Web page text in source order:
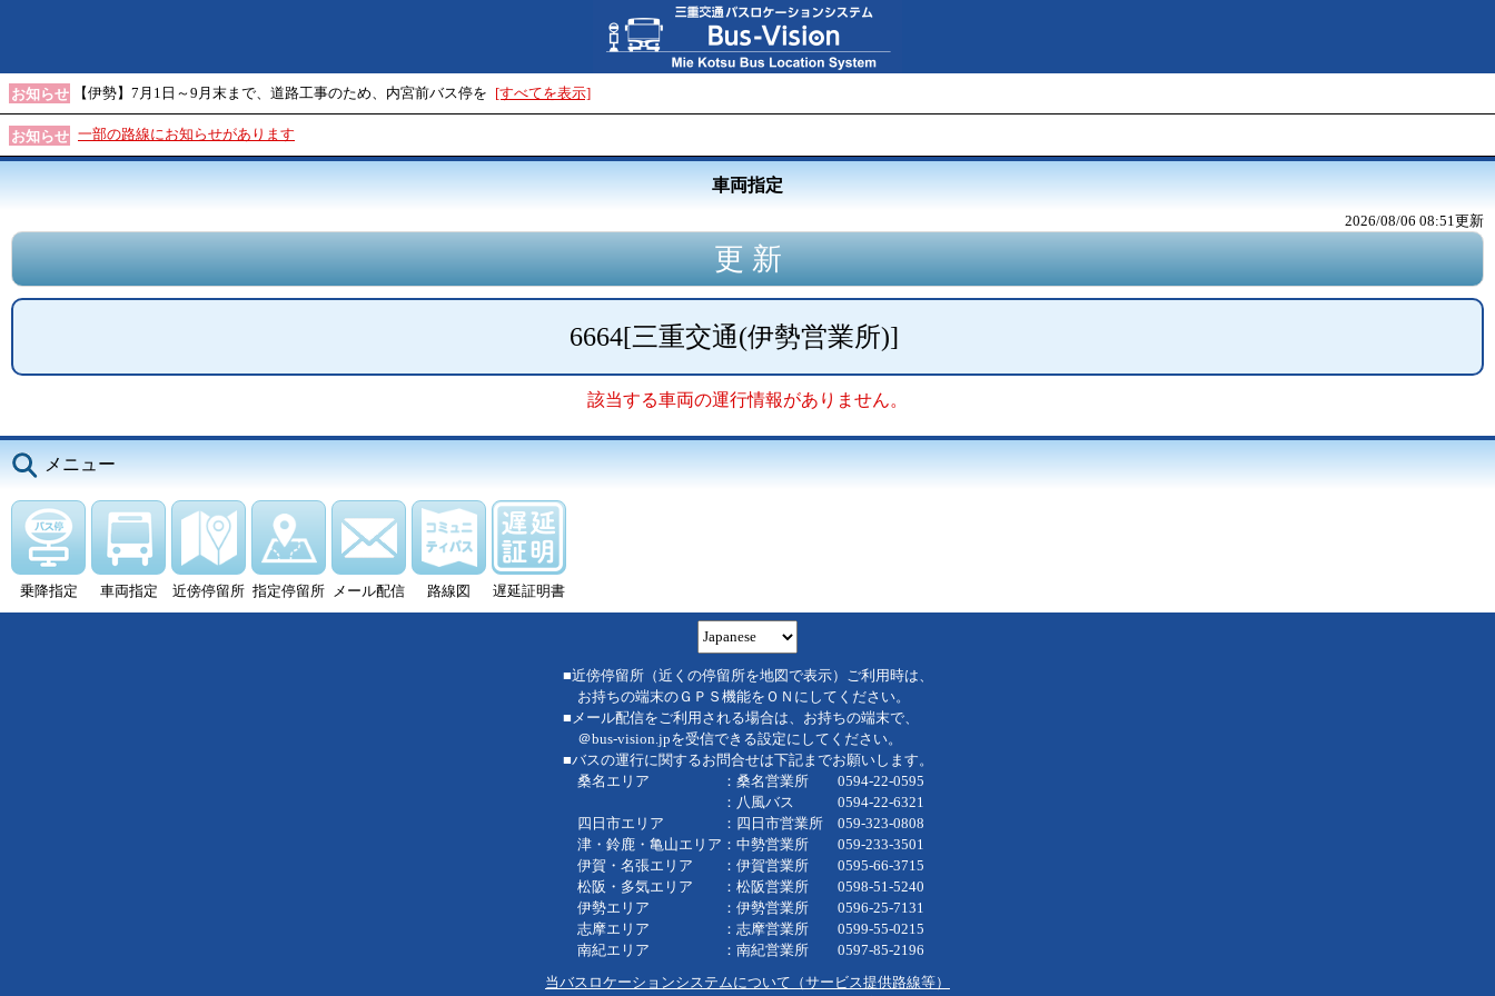
お知らせ 【伊勢】7月1日～9月末まで、道路工事のため、内宮前バス停を [すべてを表示]
お知らせ 一部の路線にお知らせがあります
車両指定
2026/08/06 08:51 更新
6664[三重交通(伊勢営業所)]
該当する車両の運行情報がありません。
メニュー
乗降指定 車両指定 近傍停留所 指定停留所 メール配信 路線図 遅延証明書
■近傍停留所（近くの停留所を地図で表示）ご利用時は、
お持ちの端末のＧＰＳ機能をＯＮにしてください。
■メール配信をご利用される場合は、お持ちの端末で、
＠bus-vision.jpを受信できる設定にしてください。
■バスの運行に関するお問合せは下記までお願いします。
桑名エリア ：桑名営業所 0594-22-0595
：八風バス 0594-22-6321
四日市エリア ：四日市営業所 059-323-0808
津・鈴鹿・亀山エリア：中勢営業所 059-233-3501
伊賀・名張エリア ：伊賀営業所 0595-66-3715
松阪・多気エリア ：松阪営業所 0598-51-5240
伊勢エリア ：伊勢営業所 0596-25-7131
志摩エリア ：志摩営業所 0599-55-0215
南紀エリア ：南紀営業所 0597-85-2196
当バスロケーションシステムについて（サービス提供路線等）